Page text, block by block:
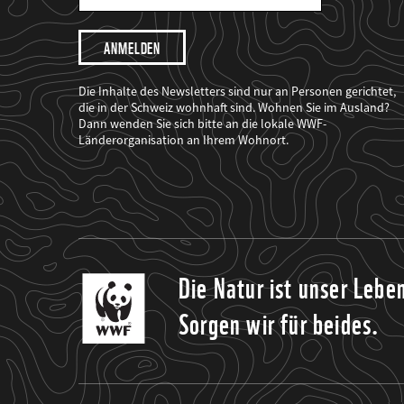
Mail
Adresse
Ich
möchte,
dass
der
WWF
mich
über
seine
Projekte
informiert.
Die Inhalte des Newsletters sind nur an Personen gerichtet,
die in der Schweiz wohnhaft sind. Wohnen Sie im Ausland?
Dann wenden Sie sich bitte an die lokale WWF-
Länderorganisation an Ihrem Wohnort.
Die Natur ist unser
Sorgen wir für beides.